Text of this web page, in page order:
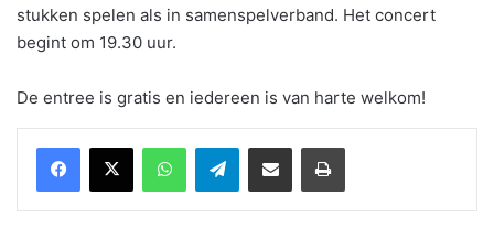
stukken spelen als in samenspelverband. Het concert
begint om 19.30 uur.
De entree is gratis en iedereen is van harte welkom!
WhatsAppTelegramDelen via Email Print